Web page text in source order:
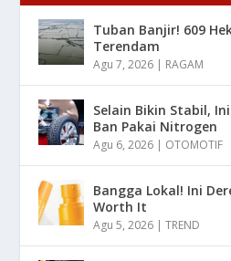
Tuban Banjir! 609
Terendam
Agu 7, 2026 | RAGAM
Selain Bikin Stabil,
Ban Pakai Nitrogen
Agu 6, 2026 | OTOMOTIF
Bangga Lokal! Ini
Worth It
Agu 5, 2026 |TREND